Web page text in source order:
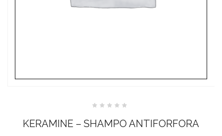
su
5
KERAMINE – SHAMPO ANTIFORFORA